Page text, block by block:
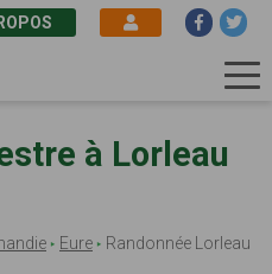
à Lorleau
Eure Randonnée Lorleau